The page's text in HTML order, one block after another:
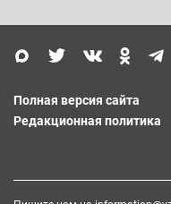
Полная версия сайта
Редакционная политика